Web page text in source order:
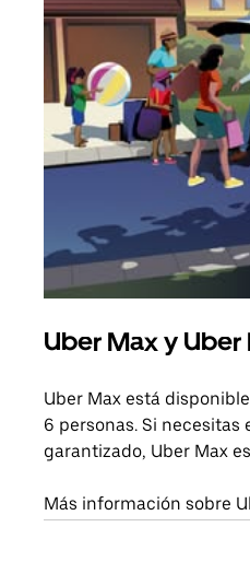
Uber Max y Uber
Uber Max está
6 personas. Si necesitas
garantizado, Uber Max
Más información sobre